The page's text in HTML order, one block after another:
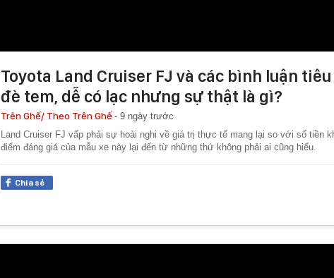
Toyota Land Cruiser FJ và các bình luận
đè tem, dễ có lạc nhưng sự thật là gì?
Trên Ghế/ Theo Trên Ghế - 9 ngày trước
Land Cruiser FJ vấp phải sự hoài nghi về giá trị thực tế mang lại so với số tiền
điểm đáng giá của mẫu xe này lại đến từ những thứ không phải ai cũng hiểu.
Chia sẻ